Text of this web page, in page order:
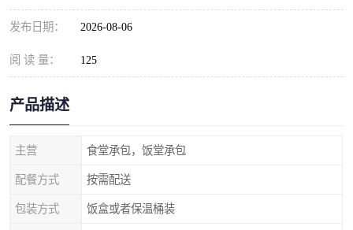
发布日期： 2026-08-06
阅 读 量： 125
产品描述
主营 食堂承包，饭堂承包
配餐方式 按需配送
包装方式 饭盒或者保温桶装